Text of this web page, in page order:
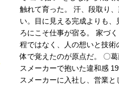
触れて育った。 汗、段取り
い。目に見える完成よりも、
ろにこそ仕事が宿る。 家づ
程ではなく、人の想いと技術
体で覚えたのが原点だ。 〇
スメーカーで抱いた違和感
スメーカーに入社し、営業と